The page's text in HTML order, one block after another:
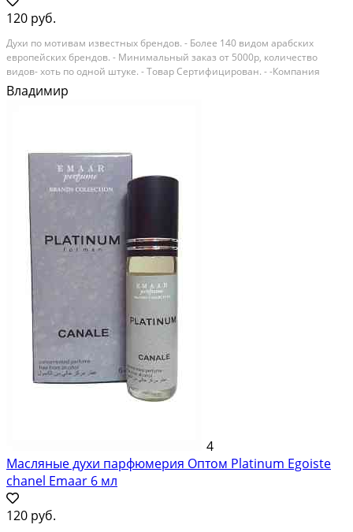
120 руб.
Духи по мотивам известных брендов. - Более 140 видом арабских
европейских брендов. - Минимальный заказ от 5000р, количество
видов- хоть по одной штуке. - Товар Сертифицирован. - -Компания
ModissPRO более 9 лет является поставщиком арабской масляной
парфюмерии и восточной косметики по всей...
Владимир
4
Масляные духи парфюмерия Оптом Platinum Egoiste
chanel Emaar 6 мл
120 руб.